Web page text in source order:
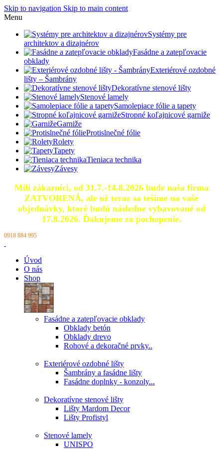
Skip to navigation Skip to main content
Menu
Systémy pre
architektov a dizajnérov
Fasádne a zatepľovacie
obklady
Exteriérové ozdobné
lišty – Šambrány
Dekoratívne stenové lišty
Stenové lamely
Samolepiace fólie a tapety
Stropné koľajnicové garniže
Garniže
Protislnečné fólie
Rolety
Tapety
Tieniaca technika
Závesy
Milí zákazníci, od 31.7.-14.8.2026 bude naša firma
ZATVORENÁ, ale už teraz sa tešíme na vaše
objednávky, ktorébudú následne vybavované od
17.8.2026. Ďakujeme za pochopenie.
0918 884 995
Úvod
O nás
Shop
Fasádne a zatepľovacie obklady
Obklady betón
Obklady drevo
Rohové a dekoračné prvky..
Exteriérové ozdobné lišty
Šambrány a fasádne lišty
Fasádne doplnky - konzoly...
Dekoratívne stenové lišty
Lišty Mardom Decor
Lišty Profistyl
Stenové lamely
UNISPO